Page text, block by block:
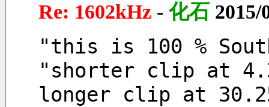
Re: 1602kHz - 化石 2015/
"this is 100 %
"shorter clip at
longer clip at